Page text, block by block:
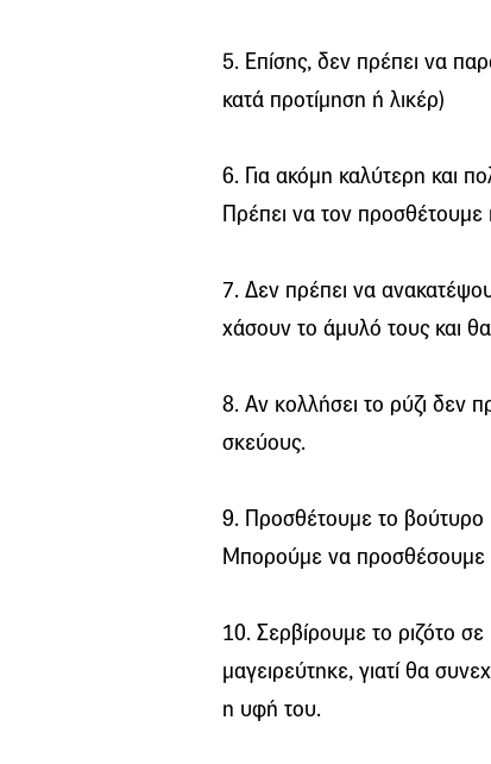
5. Επίσης, δεν πρέπει να
κατά προτίμηση ή λικέρ)
6. Για ακόμη καλύτερη και
Πρέπει να τον προσθέτουμε
7. Δεν πρέπει να
χάσουν το άμυλό τους και
8. Αν κολλήσει το ρύζι δεν
σκεύους.
9. Προσθέτουμε το βούτυρο
Μπορούμε να προσθέσουμε
10. Σερβίρουμε το ριζότο
μαγειρεύτηκε, γιατί θα
η υφή του.